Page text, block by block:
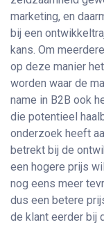
marketing, en
bij een
kans. Om
op deze manier
worden waar de
name in B2B ook
die potentieel
onderzoek heeft
betrekt bij de
een hogere prijs
nog eens meer
dus een betere
de klant eerder bij